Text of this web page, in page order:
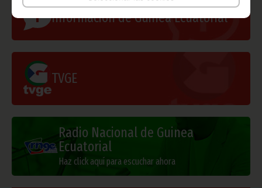
Información de Guinea Ecuatorial
TVGE
Radio Nacional de Guinea
Ecuatorial
Haz click aquí para escuchar ahora